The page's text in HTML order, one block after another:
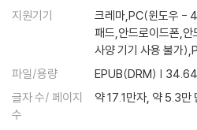
지원기기
크레마,PC(윈도우 -
패드,안드로이드폰,
사양 기기 사용 불가
파일/용량
EPUB(DRM) |
글자 수/ 페이지
수
약 17.1만자, 약 5.3